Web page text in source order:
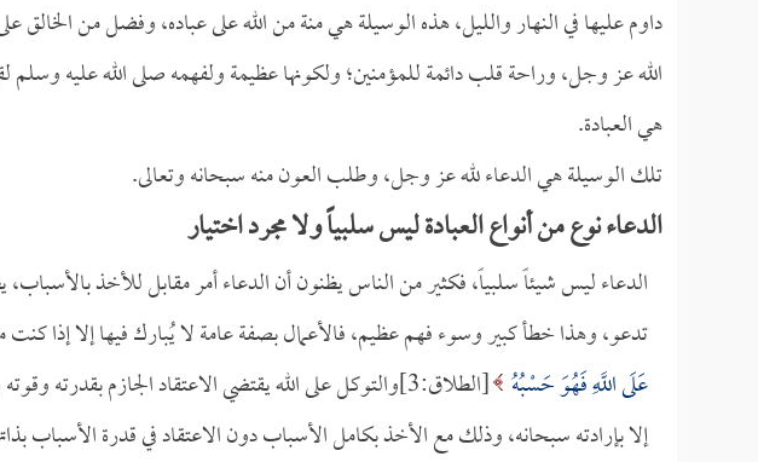
داوم عليها في النهار والليل، هذه الوسيلة هي منة من الله على عباده، وفضل من
الله عز وجل، وراحة قلب دائمة للمؤمنين؛ ولكونها عظيمة ولفهمه صلى الله عليه وسلم
هي العبادة.
تلك الوسيلة هي الدعاء لله عز وجل، وطلب العون منه سبحانه وتعالى.
الدعاء نوع من أنواع العبادة ليس سلبياً ولا مجرد اختيار
الدعاء ليس شيئاً سلبياً، فكثير من الناس يظنون أن الدعاء أمر مقابل للأخذ بالأسباب،
تدعو، وهذا خطأ كبير وسوء فهم عظيم، فالأعمال بصفة عامة لا يُبارك فيها إلا إذا كنت
عَلَى اللَّهِ فَهُوَ حَسْبُهُ
[الطلاق:3]والتوكل على الله يقتضي الاعتقاد الجازم
إلا بإرادته سبحانه، وذلك مع الأخذ بكامل الأسباب دون الاعتقاد في قدرة الأسباب